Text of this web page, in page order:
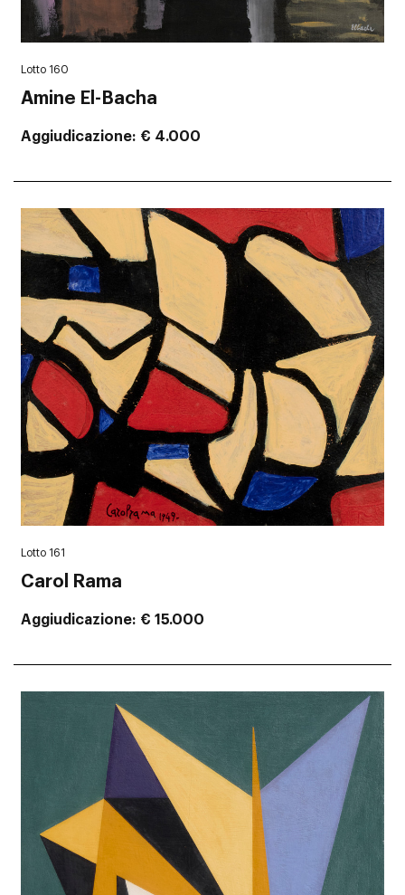
Lotto 160
Amine El-Bacha
Aggiudicazione € 4.000
Lotto 161
Carol Rama
Aggiudicazione € 15.000